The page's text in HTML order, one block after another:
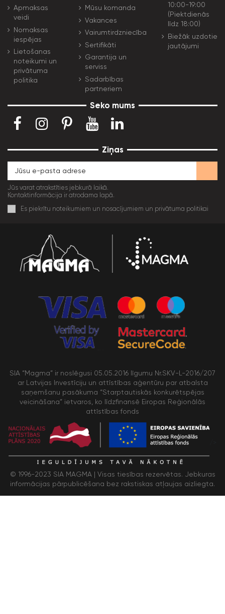
Apmaksas
veidi
Nomaksas
iespējas
Lietošanas
noteikumi un
privātuma
politika
Mūsu komanda
Vakances
Vairumtirdzniecība
Sertifikāti
Garantija un
serviss
Sadarbības
partneriem
10:00-19:00
(Piektdienās
līdz 18:00)
Biežāk uzdotie
jautājumi
Seko mums
Ziņas
Jūs varat atrakstīties jebkurā laikā.
Kontaktinformācija ir atrodama lapā.
Es piekrītu noteikumiem un nosacījumiem un privātuma politikai
SIA “Magma” ir noslēgusi 05.05.2016 līgumu Nr.SKV-L-2016/207
ar Latvijas Investīciju un attīstības aģentūru par atbalsta
saņemšanu pasākuma “Starptautiskās konkurētspējas
veicināšana” ietvaros, ko līdzfinansē Eiropas Reģionālās
attīstības fonds
© 1996-2023 SIA MAGMA | Visas tiesības rezervētas. Jebkuras
informācijas pārpublicēšana bez rakstiskas atļaujas aizliegta.